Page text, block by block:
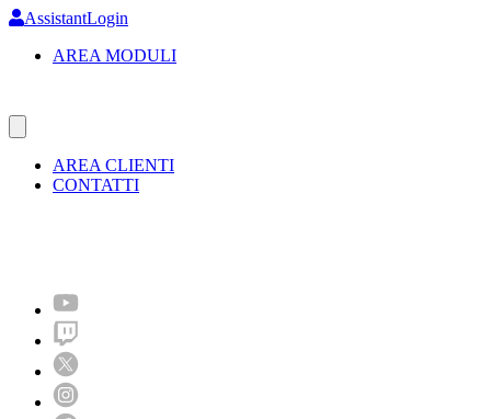
Skip
main
AssistantLogin
AREA MODULI
AREA CLIENTI
CONTATTI